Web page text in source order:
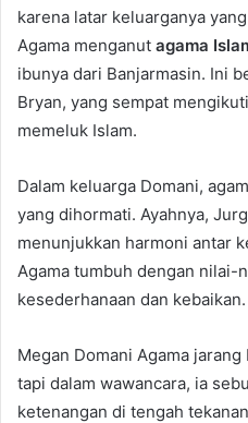
karena latar keluarganya
Agama menganut agama
ibunya dari Banjarmasin. Ini
Bryan, yang sempat
memeluk Islam.
Dalam keluarga Domani,
yang dihormati. Ayahnya,
menunjukkan harmoni antar
Agama tumbuh dengan nilai-
kesederhanaan dan kebaikan.
Megan Domani Agama
tapi dalam wawancara, ia
ketenangan di tengah